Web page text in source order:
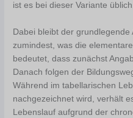
ist es bei dieser Variante
Dabei bleibt der
zumindest, was die
bedeutet, dass zunächst
Danach folgen der
Während im tabellarischen
nachgezeichnet wird, verhält
Lebenslauf aufgrund der